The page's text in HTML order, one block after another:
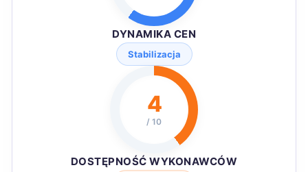
DYNAMIKA CEN
Stabilizacja
4
/ 10
DOSTĘPNOŚĆ WYKONAWCÓW